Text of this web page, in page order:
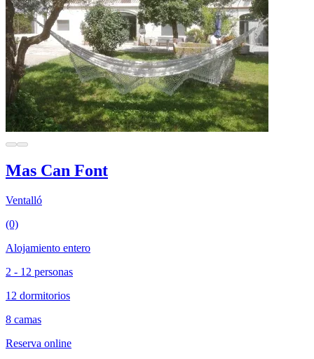
Mas Can Font
Ventalló
(0)
Alojamiento entero
2 - 12 personas
12 dormitorios
8 camas
Reserva online